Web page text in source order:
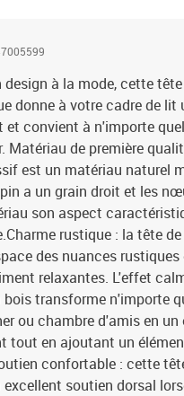
est requis
design à la mode, cette
donne à votre cadre de lit
et convient à n'importe
Matériau de première
est un matériau naturel
a un grain droit et les
son aspect
rustique : la tête
des nuances rustiques
relaxantes. L'effet
bois transforme n'importe
ou chambre d'amis en un
tout en ajoutant un
confortable : cette
soutien dorsal